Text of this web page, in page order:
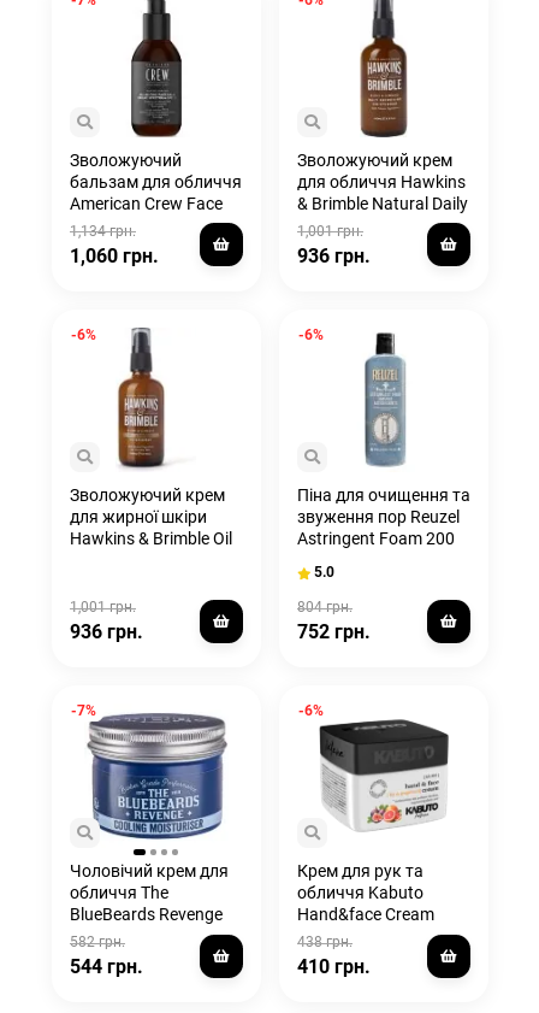
Зволожуючий
бальзам для обличчя
American Crew Face
Balm SPF15 170 мл
1,134 грн.
1,060 грн.
Зволожуючий крем
для обличчя Hawkins
& Brimble Natural Daily
Moisturiser 100 мл
1,001 грн.
936 грн.
-6%
Зволожуючий крем
для жирної шкіри
Hawkins & Brimble Oil
1,001 грн.
936 грн.
-6%
Піна для очищення та
звуження пор Reuzel
Astringent Foam 200
5.0
804 грн.
752 грн.
-7%
Чоловічий крем для
обличчя The
BlueBeards Revenge
Cooling Moisturiser
100ml
582 грн.
544 грн.
-6%
Крем для рук та
обличчя Kabuto
Hand&face Cream
Fig&grapefruit 240 ml
438 грн.
410 грн.